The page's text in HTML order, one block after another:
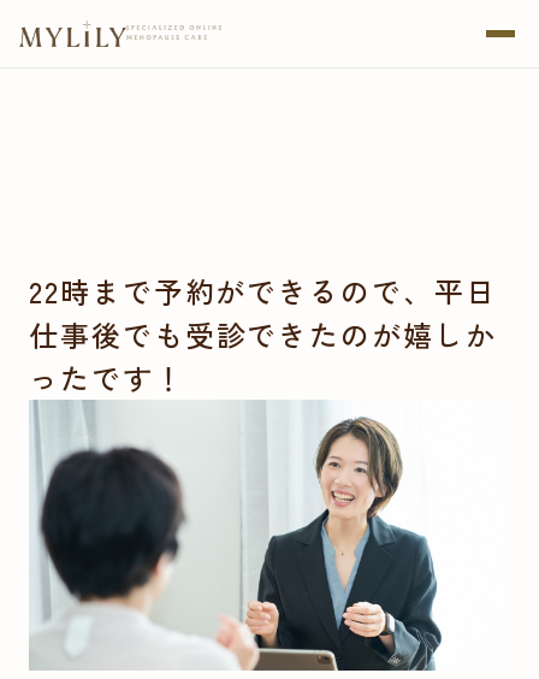
22時まで予約ができるので、平日
仕事後でも受診できたのが嬉しか
ったです！